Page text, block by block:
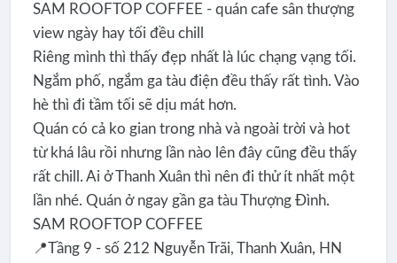
SAM ROOFTOP COFFEE - quán cafe sân thượng
view ngày hay tối đều chill
Riêng mình thì thấy đẹp nhất là lúc chạng vạng tối.
Ngắm phố, ngắm ga tàu điện đều thấy rất tình. Vào
hè thì đi tầm tối sẽ dịu mát hơn.
Quán có cả ko gian trong nhà và ngoài trời và hot
từ khá lâu rồi nhưng lần nào lên đây cũng đều thấy
rất chill. Ai ở Thanh Xuân thì nên đi thử ít nhất một
lần nhé. Quán ở ngay gần ga tàu Thượng Đình.
SAM ROOFTOP COFFEE
📍Tầng 9 - số 212 Nguyễn Trãi, Thanh Xuân, HN